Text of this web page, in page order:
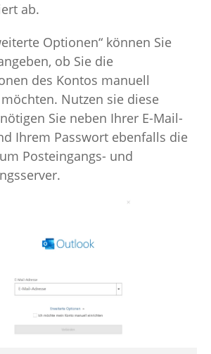
ab.
Optionen“ können Sie
ob Sie die
des Kontos manuell
Nutzen sie diese
Sie neben Ihrer E-Mail-
Ihrem Passwort ebenfalls die
Posteingangs- und